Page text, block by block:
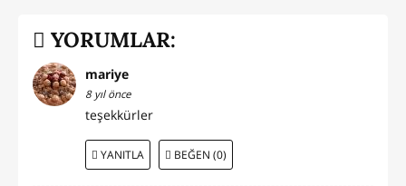
YORUMLAR:
mariye
8 yıl önce
teşekkürler
YANITLA BEĞEN (0)